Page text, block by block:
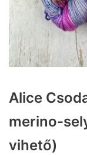
Alice
merino-
vihető)